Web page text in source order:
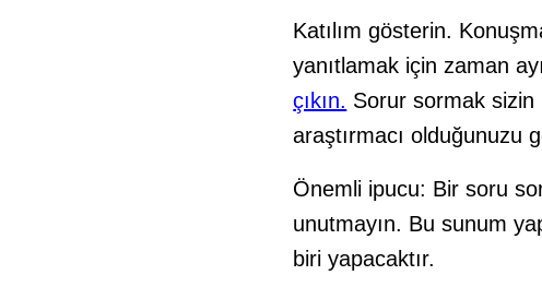
Katılım gösterin.
yanıtlamak için zaman
çıkın. Sorur sormak sizin
araştırmacı olduğunuzu
Önemli ipucu: Bir soru
unutmayın. Bu sunum
biri yapacaktır.